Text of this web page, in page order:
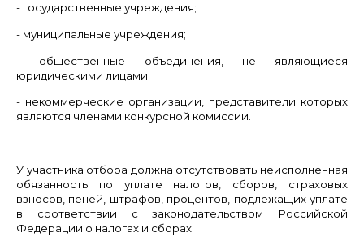
- государственные учреждения;
- муниципальные учреждения;
- общественные объединения, не являющиеся
юридическими лицами;
- некоммерческие организации, представители которых
являются членами конкурсной комиссии.
У участника отбора должна отсутствовать неисполненная
обязанность по уплате налогов, сборов, страховых
взносов, пеней, штрафов, процентов, подлежащих уплате
в соответствии с законодательством Российской
Федерации о налогах и сборах.